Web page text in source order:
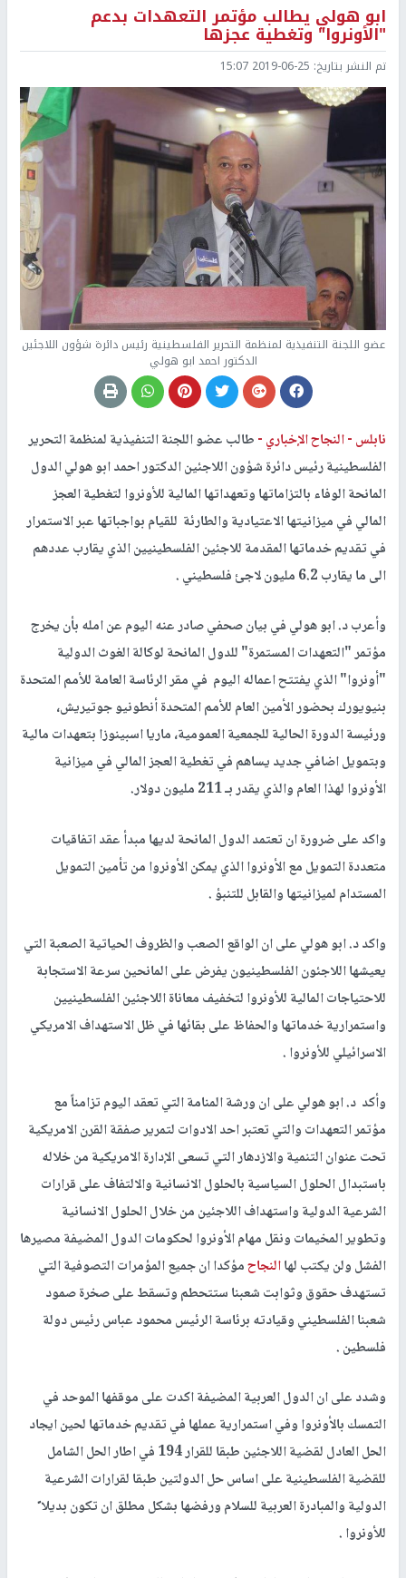
ابو هولي يطالب مؤتمر التعهدات بدعم
"الأونروا" وتغطية عجزها
تم النشر بتاريخ: 2019-06-25 15:07
عضو اللجنة التنفيذية لمنظمة التحرير الفلسطينية رئيس دائرة شؤون اللاجئين
الدكتور احمد ابو هولي
نابلس -النجاح الإخباري -طالب عضو اللجنة التنفيذية لمنظمة التحرير
الفلسطينية رئيس دائرة شؤون اللاجئين الدكتور احمد ابو هولي الدول
المانحة الوفاء بالتزاماتها وتعهداتها المالية للأونروا لتغطية العجز
المالي في ميزانيتها الاعتيادية والطارئة للقيام بواجباتها عبر الاستمرار
في تقديم خدماتها المقدمة للاجئين الفلسطينيين الذي يقارب عددهم
الى ما يقارب 6.2 مليون لاجئ فلسطيني .
وأعرب د. ابو هولي في بيان صحفي صادر عنه اليوم عن امله بأن يخرج
مؤتمر "التعهدات المستمرة" للدول المانحة لوكالة الغوث الدولية
"أونروا" الذي يفتتح اعماله اليوم في مقر الرئاسة العامة للأمم المتحدة
بنيويورك بحضور الأمين العام للأمم المتحدة أنطونيو جوتيريش،
ورئيسة الدورة الحالية للجمعية العمومية، ماريا اسبينوزا بتعهدات مالية
وبتمويل اضافي جديد يساهم في تغطية العجز المالي في ميزانية
الأونروا لهذا العام والذي يقدر بـ 211 مليون دولار.
واكد على ضرورة ان تعتمد الدول المانحة لديها مبدأ عقد اتفاقيات
متعددة التمويل مع الأونروا الذي يمكن الأونروا من تأمين التمويل
المستدام لميزانيتها والقابل للتنبؤ .
واكد د. ابو هولي على ان الواقع الصعب والظروف الحياتية الصعبة التي
يعيشها اللاجئون الفلسطينيون يفرض على المانحين سرعة الاستجابة
للاحتياجات المالية للأونروا لتخفيف معاناة اللاجئين الفلسطينيين
واستمرارية خدماتها والحفاظ على بقائها في ظل الاستهداف الامريكي
الاسرائيلي للأونروا .
وأكد د. ابو هولي على ان ورشة المنامة التي تعقد اليوم تزامناً مع
مؤتمر التعهدات والتي تعتبر احد الادوات لتمرير صفقة القرن الامريكية
تحت عنوان التنمية والازدهار التي تسعى الإدارة الامريكية من خلاله
باستبدال الحلول السياسية بالحلول الانسانية والالتفاف على قرارات
الشرعية الدولية واستهداف اللاجئين من خلال الحلول الانسانية
وتطوير المخيمات ونقل مهام الأونروا لحكومات الدول المضيفة مصيرها
الفشل ولن يكتب لهاالنجاحمؤكدا ان جميع المؤمرات التصوفية التي
تستهدف حقوق وثوابت شعبنا ستتحطم وتسقط على صخرة صمود
شعبنا الفلسطيني وقيادته برئاسة الرئيس محمود عباس رئيس دولة
فلسطين .
وشدد على ان الدول العربية المضيفة اكدت على موقفها الموحد في
التمسك بالأونروا وفي استمرارية عملها في تقديم خدماتها لحين ايجاد
الحل العادل لقضية اللاجئين طبقا للقرار 194 في اطار الحل الشامل
للقضية الفلسطينية على اساس حل الدولتين طبقا لقرارات الشرعية
الدولية والمبادرة العربية للسلام ورفضها بشكل مطلق ان تكون بديلا ً
للأونروا .